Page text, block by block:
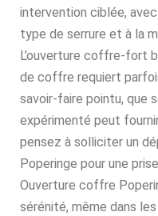
intervention ciblée,
type de serrure et à la
L’ouverture coffre-fort
de coffre requiert
savoir-faire pointu, que
expérimenté peut
pensez à solliciter un
Poperinge pour une
Ouverture coffre
sérénité, même dans